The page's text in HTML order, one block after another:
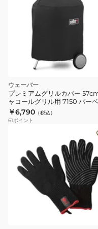
ウェーバー
プレミアムグリルカバー
ャコールグリル用 7150 バー
ュー キャンプ用品
￥6,790 （税込）
61ポイント